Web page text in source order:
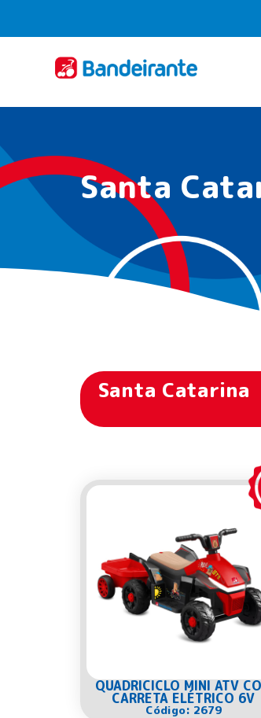
Santa
Santa Catarina
QUADRICICLO MINI ATV
CARRETA ELÉTRICO 6V
Código: 2679